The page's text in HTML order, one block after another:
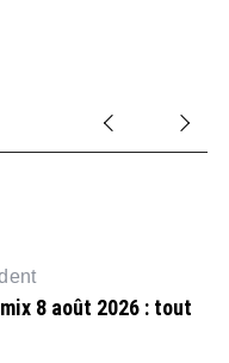
8 août 2026 : tout